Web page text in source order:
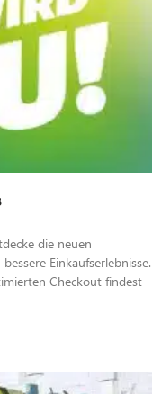
die neuen
Einkaufserlebnisse.
Checkout findest